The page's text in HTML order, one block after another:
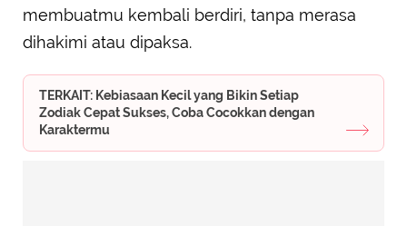
membuatmu kembali berdiri, tanpa merasa
dihakimi atau dipaksa.
TERKAIT: Kebiasaan Kecil yang Bikin Setiap
Zodiak Cepat Sukses, Coba Cocokkan dengan
Karaktermu